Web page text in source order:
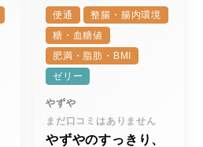
便通
整腸・腸内環境
糖・血糖値
肥満・脂肪・BMI
ゼリー
やずや
まだ口コミはありません
やずやのすっきり、